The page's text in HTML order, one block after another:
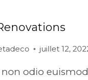
juillet 12,
non odio